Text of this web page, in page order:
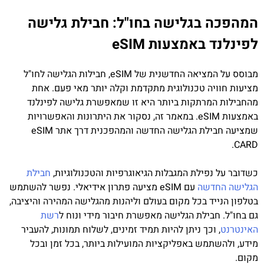
המהפכה בגלישה בחו"ל: חבילת גלישה
לפינלנד באמצעות eSIM
מבוסס על המציאה החדשנית של eSIM, חבילות הגלישה לחו"ל
מציעות חוויה טכנולוגית מתקדמת וקלה יותר מאי פעם. אחת
מהחבילות המרתקות ביותר היא זו שמאפשרת גלישה לפינלנד
באמצעות eSIM. במאמר זה, נסקור את היתרונות והאפשרויות
שמציעה חבילת הגלישה החדשה והמהפכנית דרך אתר eSIM
CARD.
כשדובר על נפילת המגבלות הגיאוגרפיות והטכנולוגיות, חבילת
הגלישה החדשה
עם eSIM מציעה פתרון אידיאלי. נפשר להשתמש
בטלפון הנייד בכל מקום בעולם וליהנות מהגלישה המהירה והיציבה,
גם בחו"ל. חבילת הגלישה מאפשרת חיבור מידי ונוח לרשת
האינטרנט, וכך ניתן להיות תמיד זמינים, לשלוח תמונות, להעביר
מידע, ולהשתמש באפליקציות המועילות ביותר, בכל זמן ובכל
מקום.